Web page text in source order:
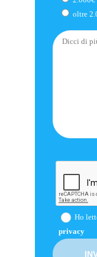
oltre
Ho
privacy